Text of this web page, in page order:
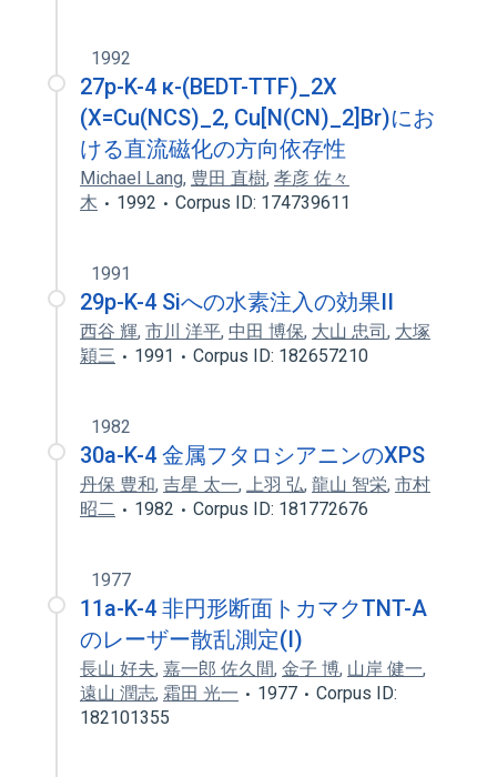
1992
27p-K-4 κ-(BEDT-TTF)_2X
(X=Cu(NCS)_2, Cu[N(CN)_2]Br)にお
ける直流磁化の方向依存性
Michael Lang, 豊田 直樹, 孝彦 佐々
木
1992 Corpus ID: 174739611
1991
29p-K-4 Siへの水素注入の効果II
西谷 輝, 市川 洋平, 中田 博保, 大山 忠司, 大塚
穎三
1991 Corpus ID: 182657210
1982
30a-K-4 金属フタロシアニンのXPS
丹保 豊和, 吉星 太一, 上羽 弘, 龍山 智栄, 市村
昭二
1982 Corpus ID: 181772676
1977
11a-K-4 非円形断面トカマクTNT-A
のレーザー散乱測定(I)
長山 好夫, 嘉一郎 佐久間, 金子 博, 山岸 健一,
遠山 潤志, 霜田 光一 1977
Corpus ID:
182101355